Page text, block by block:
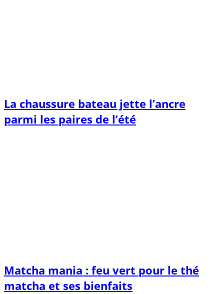
La chaussure bateau jette l’ancre
parmi les paires de l’été
Matcha mania : feu vert pour le thé
matcha et ses bienfaits